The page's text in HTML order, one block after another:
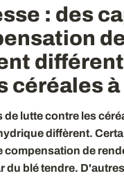
: des
céréales
de lutte contre les
diffèrent.
compensation de
du blé tendre.